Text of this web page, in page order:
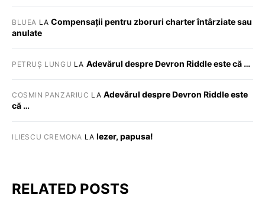
BLUEA LACompensații pentru zboruri charter întârziate sau
anulate
PETRUȘ LUNGU LA Adevărul despre Devron Riddle este că …
COSMIN PANZARIUC LA Adevărul despre Devron Riddle este
că …
ILIESCU CREMONA LA Iezer, papusa!
RELATED POSTS